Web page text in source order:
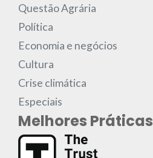
Questão Agrária
Política
Economia e negócios
Cultura
Crise climática
Especiais
Melhores Práticas